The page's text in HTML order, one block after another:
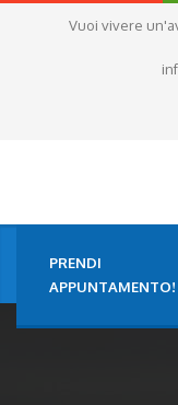
Vuoi vivere
PRENDI
APPUNTAMENTO!